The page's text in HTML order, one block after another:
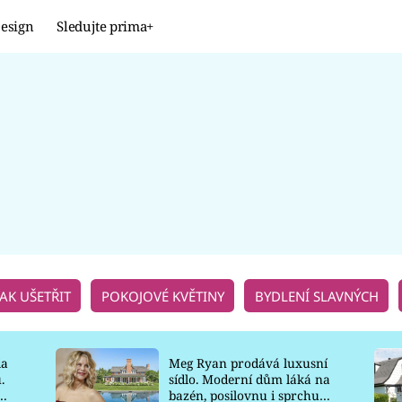
Sledujte prima+
UŠETŘIT POKOJOVÉ KVĚTINY BYDLENÍ SLAVNÝCH
Meg Ryan prodává luxusní
sídlo. Moderní dům láká na
bazén, posilovnu i sprchu